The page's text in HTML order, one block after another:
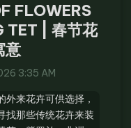
FLOWERS
TET | 春节花
意
3:35 AM
来花卉可供选择，
找那些传统花卉来装